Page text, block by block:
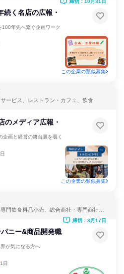
く名店の広報・
年先へ繋ぐ企画ワーク
この企業の類似募集
ービス、レストラン・カフェ、飲食
のメディア広報・
画と経営の舞台裏を覗く
この企業の類似募集
門飲食料品小売、総合商社・専門商社・
ニー&商品開発職
が気になる方へ
1日
締切：8月17日